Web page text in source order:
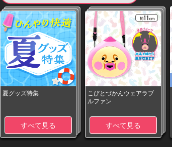
夏グッズ特集
すべて見る
こびとづかんウェアラブ
ルファン
すべて見る